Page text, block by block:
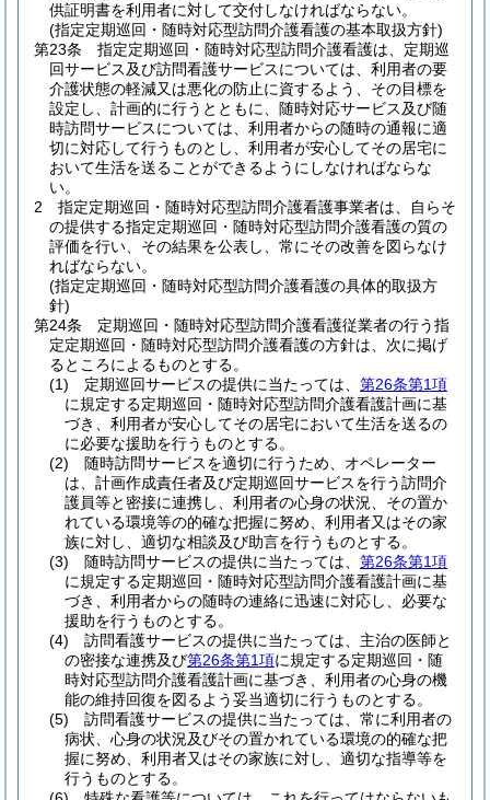
供証明書を利用者に対して交付しなければならない。
(指定定期巡回・随時対応型訪問介護看護の基本取扱方針)
第23条
指定定期巡回・随時対応型訪問介護看護は、定期巡
回サービス及び訪問看護サービスについては、利用者の要
介護状態の軽減又は悪化の防止に資するよう、その目標を
設定し、計画的に行うとともに、随時対応サービス及び随
時訪問サービスについては、利用者からの随時の通報に適
切に対応して行うものとし、利用者が安心してその居宅に
おいて生活を送ることができるようにしなければならな
い。
2
指定定期巡回・随時対応型訪問介護看護事業者は、自らそ
の提供する指定定期巡回・随時対応型訪問介護看護の質の
評価を行い、その結果を公表し、常にその改善を図らなけ
ればならない。
(指定定期巡回・随時対応型訪問介護看護の具体的取扱方
針)
第24条
定期巡回・随時対応型訪問介護看護従業者の行う指
定定期巡回・随時対応型訪問介護看護の方針は、次に掲げ
るところによるものとする。
(1)
定期巡回サービスの提供に当たっては、 第26条第1項
に規定する定期巡回・随時対応型訪問介護看護計画に基
づき、利用者が安心してその居宅において生活を送るの
に必要な援助を行うものとする。
(2)
随時訪問サービスを適切に行うため、オペレーター
は、計画作成責任者及び定期巡回サービスを行う訪問介
護員等と密接に連携し、利用者の心身の状況、その置か
れている環境等の的確な把握に努め、利用者又はその家
族に対し、適切な相談及び助言を行うものとする。
(3)
随時訪問サービスの提供に当たっては、 第26条第1項
に規定する定期巡回・随時対応型訪問介護看護計画に基
づき、利用者からの随時の連絡に迅速に対応し、必要な
援助を行うものとする。
(4)
訪問看護サービスの提供に当たっては、主治の医師と
の密接な連携及び第26条第1項に規定する定期巡回・随
時対応型訪問介護看護計画に基づき、利用者の心身の機
能の維持回復を図るよう妥当適切に行うものとする。
(5)
訪問看護サービスの提供に当たっては、常に利用者の
病状、心身の状況及びその置かれている環境の的確な把
握に努め、利用者又はその家族に対し、適切な指導等を
行うものとする。